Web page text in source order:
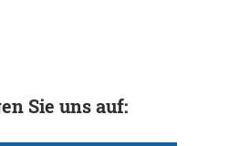
Sie uns auf: